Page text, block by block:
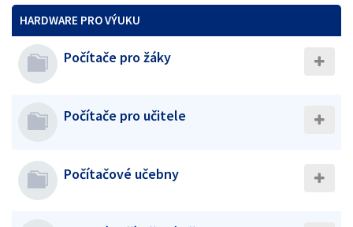
HARDWARE PRO VÝUKU
Počítače pro žáky
Počítače pro učitele
Počítačové učebny